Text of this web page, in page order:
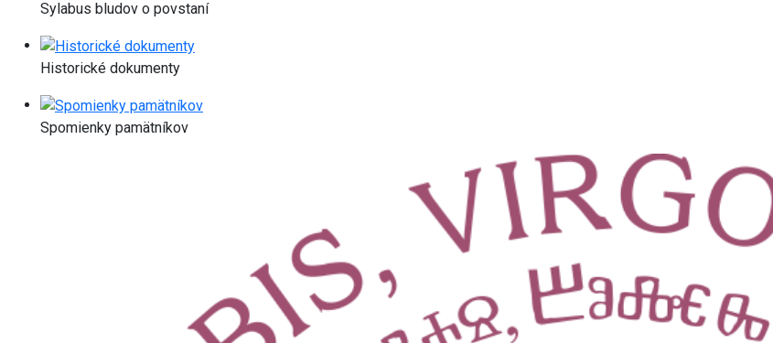
Sylabus bludov o povstaní
Historické dokumenty
Spomienky pamätníkov